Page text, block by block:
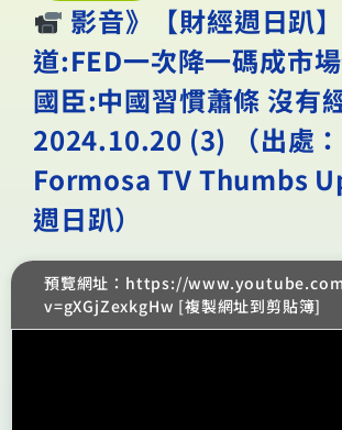
影音》【財經週日趴
道:FED一次降一碼成市
國臣:中國習慣蕭條 沒有
2024.10.20 (3) （出處
Formosa TV Thumbs
週日趴）
預覽網址：https://
v=gXGjZexkgHw [複製網址到剪貼簿]